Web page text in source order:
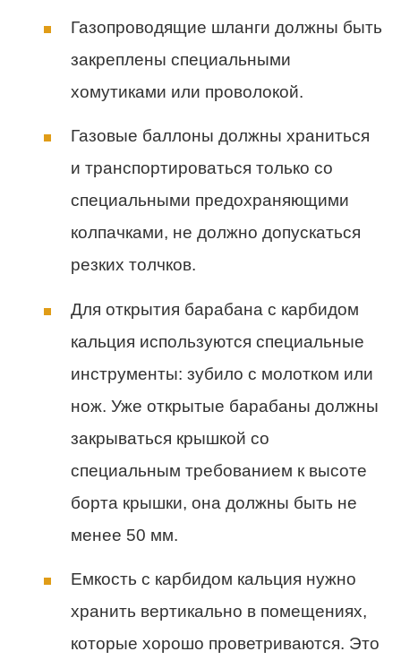
Газопроводящие шланги должны быть
закреплены специальными
хомутиками или проволокой.
Газовые баллоны должны храниться
и транспортироваться только со
специальными предохраняющими
колпачками, не должно допускаться
резких толчков.
Для открытия барабана с карбидом
кальция используются специальные
инструменты: зубило с молотком или
нож. Уже открытые барабаны должны
закрываться крышкой со
специальным требованием к высоте
борта крышки, она должны быть не
менее 50 мм.
Емкость с карбидом кальция нужно
хранить вертикально в помещениях,
которые хорошо проветриваются. Это